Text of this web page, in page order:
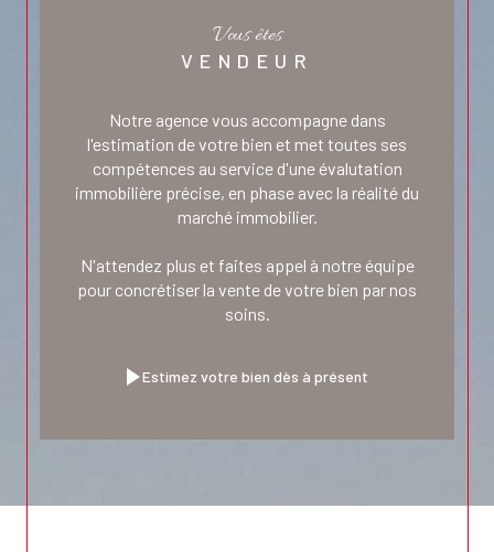
immobiliers et est à votre écoute pour vous orienter
vers les meilleures opportunités. Nous mettons la
relation humaine au cœur de notre métier. N'hésitez pas
répondre à votre demande.
Vous êtes
VENDEUR
Notre agence vous accompagne dans
l'estimation de votre bien et met toutes ses
compétences au service d'une évalutation
immobilière précise, en phase avec la réalité du
marché immobilier.
N'attendez plus et faites appel à notre équipe
pour concrétiser la vente de votre bien par nos
soins.
Estimez votre bien dès à présent